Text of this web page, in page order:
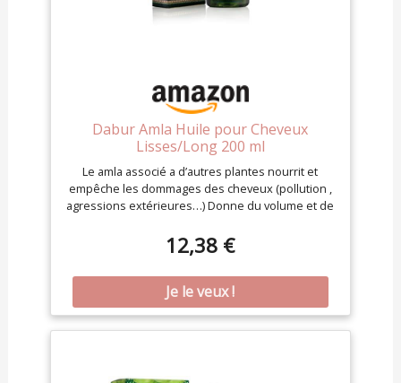
Dabur Amla Huile pour Cheveux
Lisses/Long 200 ml
Le amla associé a d’autres plantes nourrit et
empêche les dommages des cheveux (pollution ,
agressions extérieures…) Donne du volume et de
chevelu Un traitement régulier revitalise la
chevelure et lui apporte une brillance de longue
durée et un parfait lissage des cheveux L’huile
amla est le secret de la belle chevelure Pour tous
types de cheveux
12,38 €